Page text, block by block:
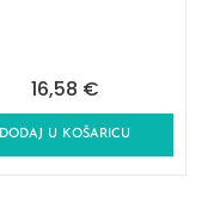
16,58 €
DODAJ U KOŠARICU